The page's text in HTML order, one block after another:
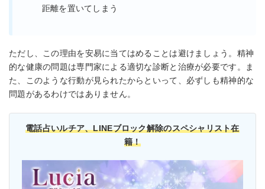
距離を置いてしまう
ただし、この理由を安易に当てはめることは避けましょう。精神
的な健康の問題は専門家による適切な診断と治療が必要です。ま
た、このような行動が見られたからといって、必ずしも精神的な
問題があるわけではありません。
電話占いルチア、LINEブロック解除のスペシャリスト在
籍！